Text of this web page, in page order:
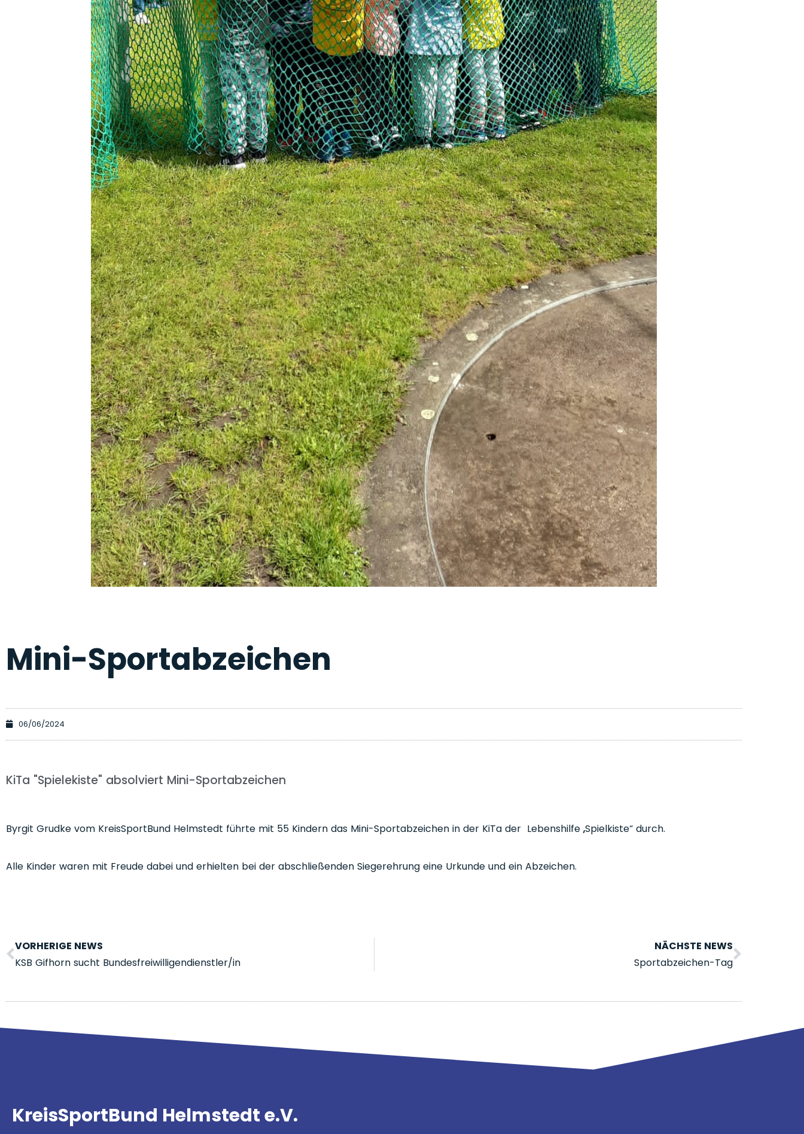
Mini-Sportabzeichen
06/06/2024
KiTa "Spielekiste" absolviert Mini-Sportabzeichen
Byrgit Grudke vom KreisSportBund Helmstedt führte mit 55 Kindern das Mini-Sportabzeichen in der KiTa der Lebenshilfe „Spielkiste“ durch.
Alle Kinder waren mit Freude dabei und erhielten bei der abschließenden Siegerehrung eine Urkunde und ein Abzeichen.
VORHERIGE NEWS
KSB Gifhorn sucht Bundesfreiwilligendienstler/in
NÄCHSTE NEWS
Sportabzeichen-Tag
KreisSportBund Helmstedt e.V.